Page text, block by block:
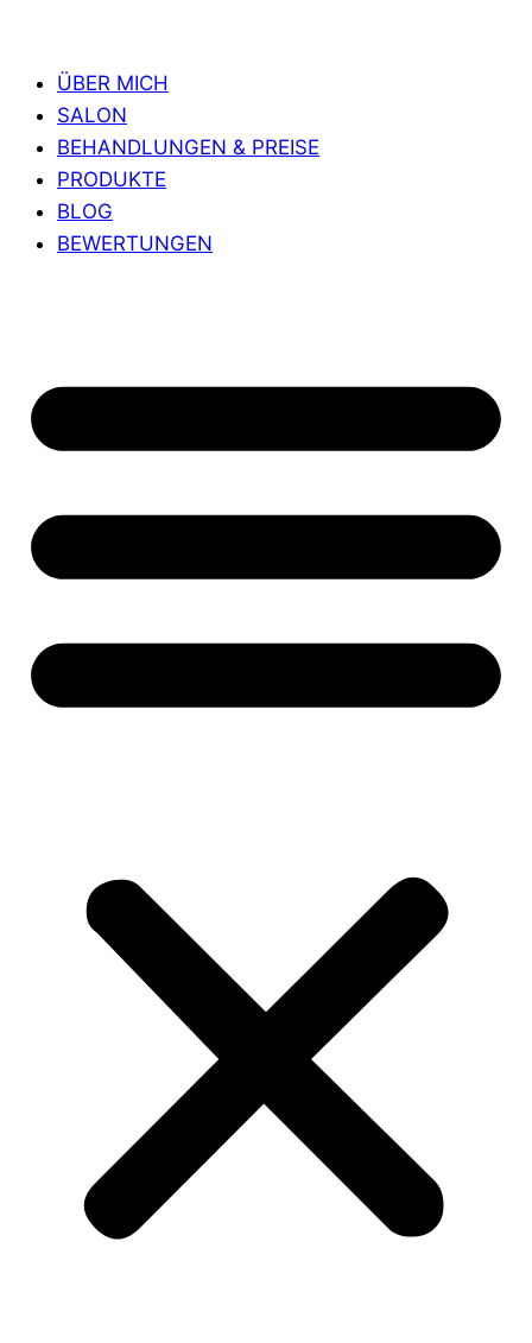
ÜBER MICH
SALON
BEHANDLUNGEN & PREISE
PRODUKTE
BLOG
BEWERTUNGEN